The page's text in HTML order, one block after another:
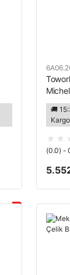
🚚
Kargo
(0.0) -